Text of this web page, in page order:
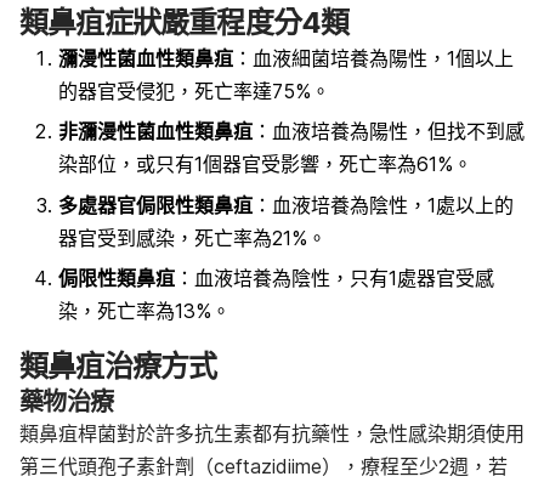
類鼻疽症狀嚴重程度分4類
瀰漫性菌血性類鼻疽 ：血液細菌培養為陽性，1個以上
的器官受侵犯，死亡率達75%。
非瀰漫性菌血性類鼻疽 ：血液培養為陽性，但找不到感
染部位，或只有1個器官受影響，死亡率為61%。
多處器官侷限性類鼻疽 ：血液培養為陰性，1處以上的
器官受到感染，死亡率為21%。
侷限性類鼻疽 ：血液培養為陰性，只有1處器官受感
染，死亡率為13%。
類鼻疽治療方式
藥物治療
類鼻疽桿菌對於許多抗生素都有抗藥性，急性感染期須使用
第三代頭孢子素針劑（ceftazidiime），療程至少2週，若